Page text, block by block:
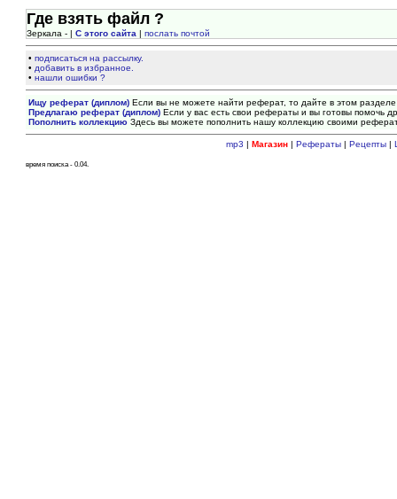
Где взять файл ?
Зеркала - |С этого сайта |послать почтой
•подписаться на рассылку.
• добавить в избранное.
•нашли ошибки ?
Ищу реферат (диплом) Если вы не можете найти реферат, то дайте в этом
Предлагаю реферат (диплом) Если у вас есть свои рефераты и вы готовы помочь
Пополнить коллекцию Здесь вы можете пополнить нашу коллекцию своими
mp3 | Магазин| Рефераты| Рецепты|
время поиска - 0.04.